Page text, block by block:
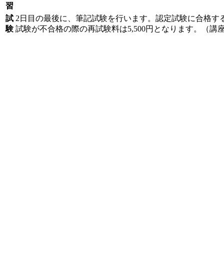
習
試
験
2日目の最後に、筆記試験を行います。認定試験に合格
試験が不合格の際の再試験料は5,500円となります。（